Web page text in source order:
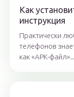
Как
инструкция
Практически
телефонов
как «APK-